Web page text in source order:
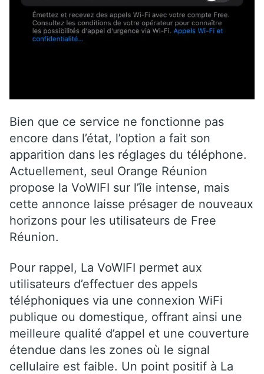
Bien que ce service ne fonctionne pas
encore dans l’état, l’option a fait son
apparition dans les réglages du téléphone.
Actuellement, seul Orange Réunion
propose la VoWIFI sur l’île intense, mais
cette annonce laisse présager de nouveaux
horizons pour les utilisateurs de Free
Réunion.
Pour rappel, La VoWIFI permet aux
utilisateurs d’effectuer des appels
téléphoniques via une connexion WiFi
publique ou domestique, offrant ainsi une
meilleure qualité d’appel et une couverture
étendue dans les zones où le signal
cellulaire est faible. Un point positif à La